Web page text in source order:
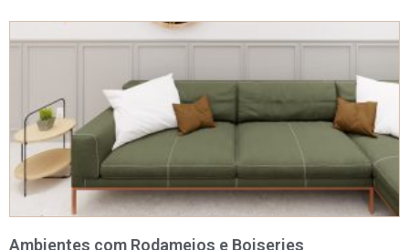
Ambientes com Rodameios e Boiseries